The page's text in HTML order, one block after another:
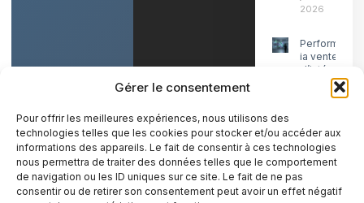
Gérer le consentement
Pour offrir les meilleures expériences, nous utilisons des
technologies telles que les cookies pour stocker et/ou accéder aux
informations des appareils. Le fait de consentir à ces technologies
nous permettra de traiter des données telles que le comportement
de navigation ou les ID uniques sur ce site. Le fait de ne pas
consentir ou de retirer son consentement peut avoir un effet négatif
2026
Performance
ia vente b2b
: l’intégration
stratégique
juillet 22,
Simulateur
soft skills ia :
pro sans
risque